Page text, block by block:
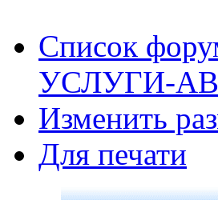
Список
УСЛУГИ-
Изменить
Для печати